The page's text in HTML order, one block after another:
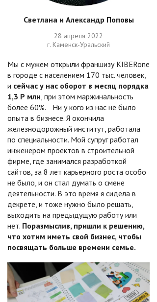
Светлана и Александр Поповы
28 апреля 2022
г. Каменск-Уральский
Мы с мужем открыли франшизу KIBERone
в городе с населением 170 тыс. человек,
и сейчас у нас оборот в месяц порядка
1,3 Р млн, при этом маржинальность
более 60%. Ни у кого из нас не было
опыта в бизнесе. Я окончила
железнодорожный институт, работала
по специальности. Мой супруг работал
инженером проектов в строительной
фирме, где занимался разработкой
сайтов, за 8 лет карьерного роста особо
не было, и он стал думать о смене
деятельности. В это время я сидела в
декрете, и тоже нужно было решать,
выходить на предыдущую работу или
нет. Поразмыслив, пришли к решению,
что хотим иметь свой бизнес, чтобы
посвящать больше времени семье.